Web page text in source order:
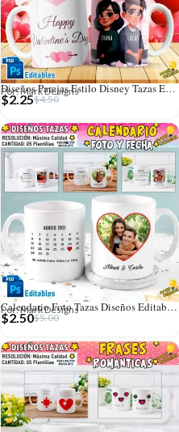
Diseños Parejas Estilo Disney Tazas Editables
Por: Mark Designs
$4.50
$2.25
Calendario Foto Tazas Diseños Editables con Fechas
Por: Mark Designs
$5.00
$2.50